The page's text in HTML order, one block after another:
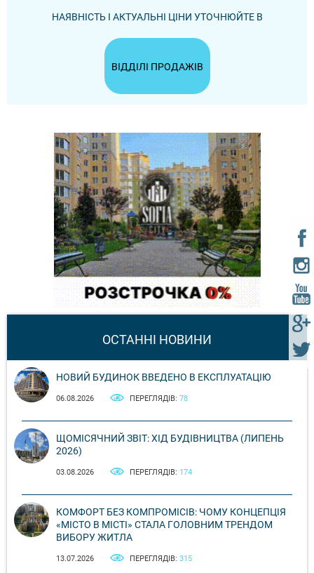
НАЯВНІСТЬ І АКТУАЛЬНІ ЦІНИ УТОЧНЮЙТЕ В
ВІДДІЛІ ПРОДАЖІВ
ОСТАННІ НОВИНИ
НОВИЙ БУДИНОК ВВЕДЕНО В ЕКСПЛУАТАЦІЮ
06.08.2026 ПЕРЕГЛЯДІВ: 78
ЩОМІСЯЧНИЙ ЗВІТ: ХІД БУДІВНИЦТВА (ЛИПЕНЬ
2026)
03.08.2026 ПЕРЕГЛЯДІВ: 174
КОМФОРТ БЕЗ КОМПРОМІСІВ: ЧОМУ КОНЦЕПЦІЯ
«МІСТО В МІСТІ» СТАЛА ГОЛОВНИМ ТРЕНДОМ
ВИБОРУ ЖИТЛА
13.07.2026 ПЕРЕГЛЯДІВ: 315